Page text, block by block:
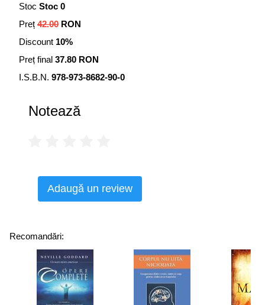
Stoc Stoc 0
Preț 42.00 RON
Discount 10%
Preț final 37.80 RON
I.S.B.N. 978-973-8682-90-0
Notează
Adaugă un review
Recomandări: